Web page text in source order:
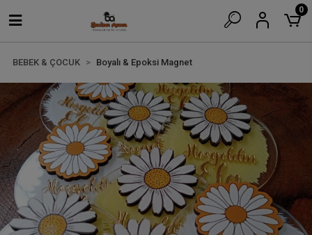
0
BEBEK & ÇOCUK Boyalı & Epoksi Magnet